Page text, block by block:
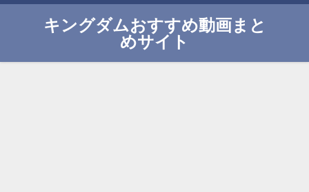
キングダムおすすめ動画まと
めサイト